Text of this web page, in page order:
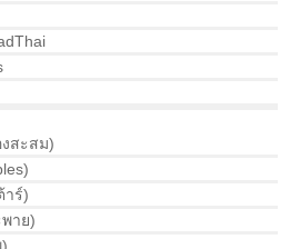
สะสม)
าร์)
าย)